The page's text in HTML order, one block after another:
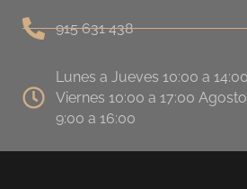
915 631 438
Lunes a Jueves 10:00 a
Viernes 10:00 a 17:00
9:00 a 16:00